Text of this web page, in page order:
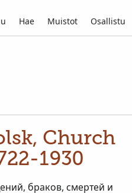
Hae Muistot Osallistu
Church
1930
браков, смертей и